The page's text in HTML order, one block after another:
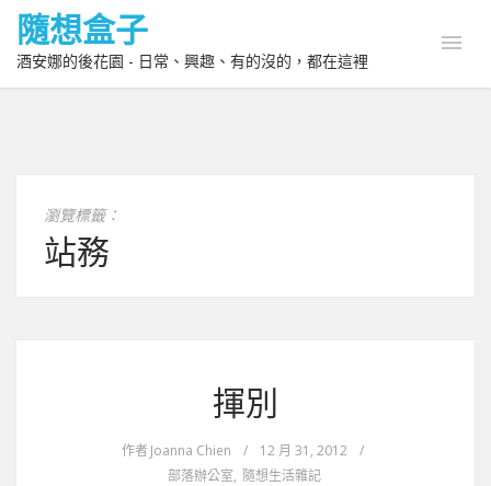
隨想盒子
酒安娜的後花園 - 日常、興趣、有的沒的，都在這裡
瀏覽標籤：
站務
揮別
作者Joanna Chien / 12 月 31, 2012
/
部落辦公室, 隨想生活雜記